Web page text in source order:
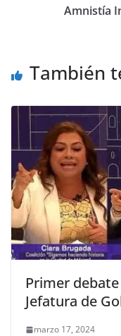
Amnistía
También
Primer
Jefatura de
marzo 17, 2024